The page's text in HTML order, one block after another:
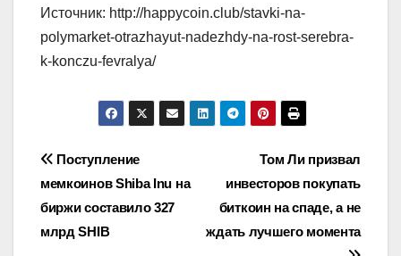
Источник: http://happycoin.club/stavki-na-
polymarket-otrazhayut-nadezhdy-na-rost-serebra-
k-konczu-fevralya/
Навигация
по
записям
Том Ли призвал
инвесторов покупать
биткоин на спаде, а не
ждать лучшего момента
Поступление
мемкоинов Shiba Inu на
биржи составило 327
млрд SHIB